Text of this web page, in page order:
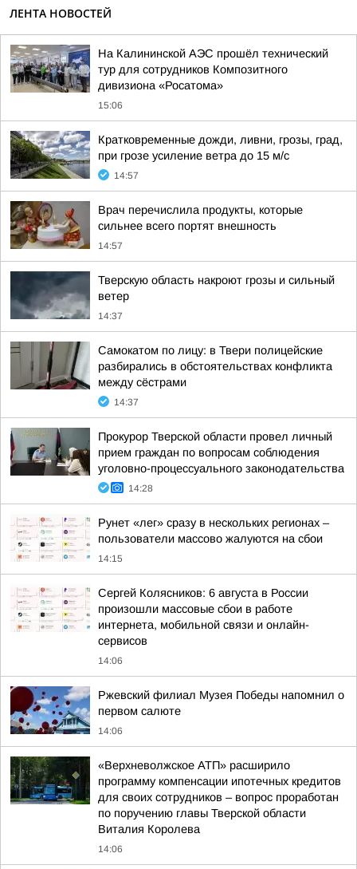
ЛЕНТА НОВОСТЕЙ
На Калининской АЭС прошёл технический
тур для сотрудников Композитного
дивизиона «Росатома»
15:06
Кратковременные дожди, ливни, грозы, град,
при грозе усиление ветра до 15 м/с
14:57
Врач перечислила продукты, которые
сильнее всего портят внешность
14:57
Тверскую область накроют грозы и сильный
ветер
14:37
Самокатом по лицу: в Твери полицейские
разбирались в обстоятельствах конфликта
между сёстрами
14:37
Прокурор Тверской области провел личный
прием граждан по вопросам соблюдения
уголовно-процессуального законодательства
14:28
Рунет «лег» сразу в нескольких регионах –
пользователи массово жалуются на сбои
14:15
Сергей Колясников: 6 августа в России
произошли массовые сбои в работе
интернета, мобильной связи и онлайн-
сервисов
14:06
Ржевский филиал Музея Победы напомнил о
первом салюте
14:06
«Верхневолжское АТП» расширило
программу компенсации ипотечных кредитов
для своих сотрудников – вопрос проработан
по поручению главы Тверской области
Виталия Королева
14:06